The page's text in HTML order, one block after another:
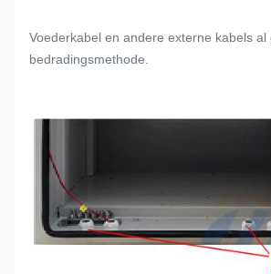
Voederkabel en andere externe kabels al
bedradingsmethode.